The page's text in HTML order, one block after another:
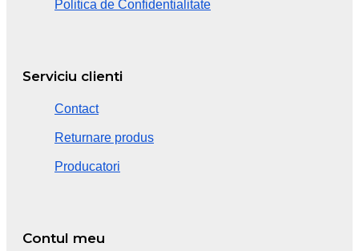
Politica de Confidentialitate
Serviciu clienti
Contact
Returnare produs
Producatori
Contul meu